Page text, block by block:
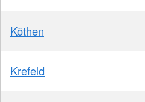
Köthen
Krefeld